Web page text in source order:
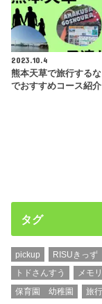
2023.10.4
熊本天草で旅行する
でおすすめコース紹介
タグ
pickup RISUきっ
トドさんすう
メモ
保育園 幼稚園
旅